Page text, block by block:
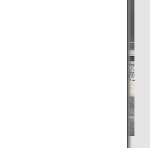
おける規定給水量の見直し